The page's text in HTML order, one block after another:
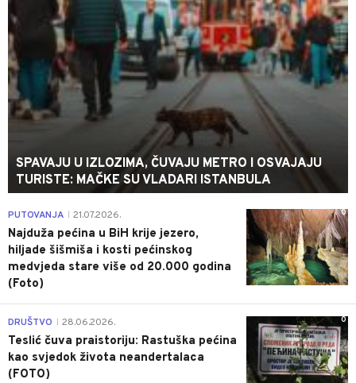
SPAVAJU U IZLOZIMA, ČUVAJU METRO I OSVAJAJU
TURISTE: MAČKE SU VLADARI ISTANBULA
0
PUTOVANJA 21.07.2026.
Najduža pećina u BiH krije jezero,
hiljade šišmiša i kosti pećinskog
medvjeda stare više od 20.000 godina
(Foto)
0
DRUŠTVO 28.06.2026.
Teslić čuva praistoriju: Rastuška pećina
kao svjedok života neandertalaca
(FOTO)